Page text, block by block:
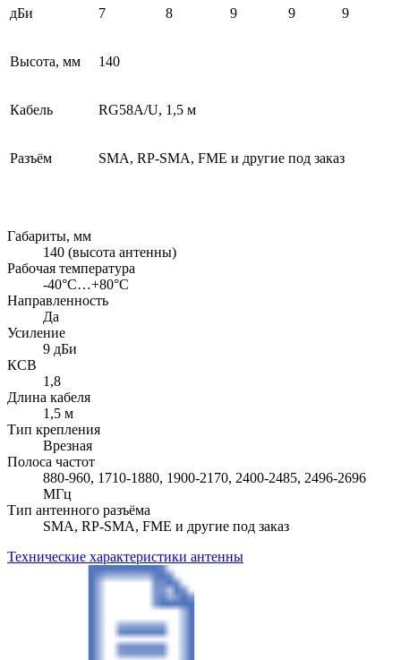
дБи 7 8 9 9 9
Высота, мм 140
Кабель RG58A/U, 1,5 м
Разъём SMA, RP-SMA, FME и другие под заказ
Габариты, мм
140 (высота антенны)
Рабочая температура
-40°C…+80°C
Направленность
Да
Усиление
9 дБи
КСВ
1,8
Длина кабеля
1,5 м
Тип крепления
Врезная
Полоса частот
880-960, 1710-1880, 1900-2170, 2400-2485, 2496-2696
МГц
Тип антенного разъёма
SMA, RP-SMA, FME и другие под заказ
Технические характеристики антенны